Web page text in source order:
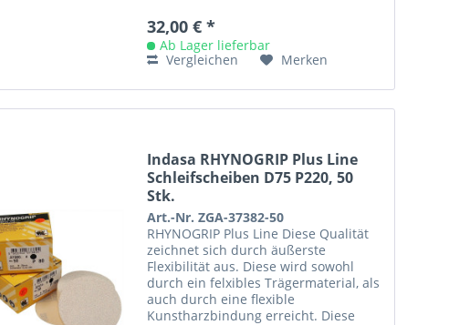
32,00 € *
Ab Lager lieferbar
Vergleichen
Merken
Indasa RHYNOGRIP Plus Line
Schleifscheiben D75 P220, 50
Stk.
Art.-Nr. ZGA-37382-50
RHYNOGRIP Plus Line Diese Qualität
zeichnet sich durch äußerste
Flexibilität aus. Diese wird sowohl
durch ein felxibles Trägermaterial, als
auch durch eine flexible
Kunstharzbindung erreicht. Diese